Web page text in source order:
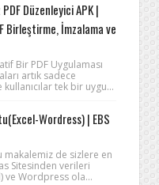
Düzenleyici APK |
Birleştirme, İmzalama ve
Bir PDF Uygulaması
artık sadece
tek bir uygu...
Wordress) | EBS
de sizlere en
Sitesinden verileri
ve Wordpress ola...